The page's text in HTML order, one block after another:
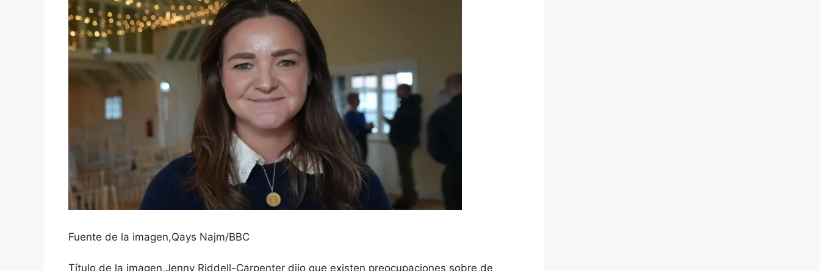
Fuente de la imagen,Qays Najm/BBC
Título de la imagen,Jenny Riddell-Carpenter dijo que existen preocupaciones sobre de